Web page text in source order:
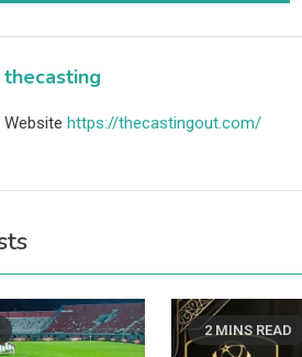
thecasting
Website https://thecastingout.com/
2 MINS READ